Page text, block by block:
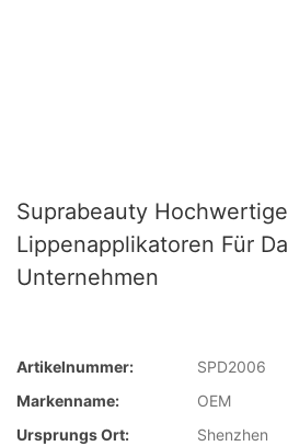
Suprabeauty
Lippenapplikatoren Für
Unternehmen
Artikelnummer:
SPD2006
Markenname:
OEM
Ursprungs Ort:
Shenzhen